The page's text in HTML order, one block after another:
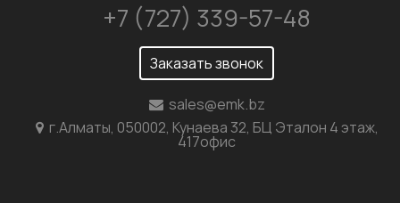
+7 (727) 339-57-48
Заказать звонок
sales@emk.bz
г.Алматы, 050002, Кунаева 32, БЦ Эталон 4 этаж,
417офис